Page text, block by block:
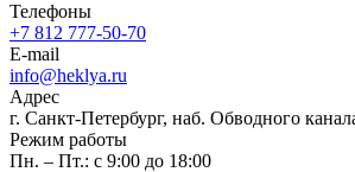
Телефоны
+7 812 777-50-70
E-mail
info@heklya.ru
Адрес
г. Санкт-Петербург, наб. Обводного
Режим работы
Пн. – Пт.: с 9:00 до 18:00